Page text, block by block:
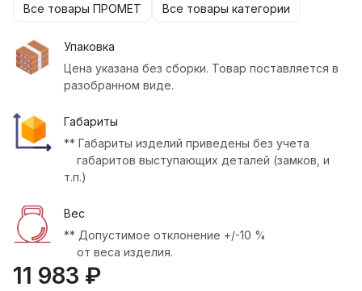
Все товары ПРОМЕТ Все товары категории
Упаковка
Цена указана без сборки. Товар поставляется в
разобранном виде.
Габариты
** Габариты изделий приведены без учета
габаритов выступающих деталей (замков, и
т.п.)
Вес
** Допустимое отклонение +/-10 %
от веса изделия.
11 983 ₽